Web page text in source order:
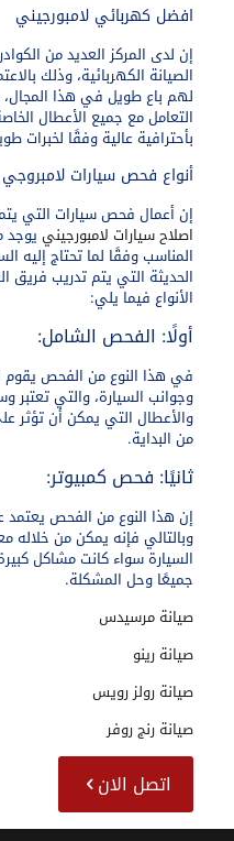
افضل كهربائي لامبورجيني
إن لدى المركز العديد من
الصيانة الكهربائية، وذلك
لهم باع طويل في هذا المجال،
التعامل مع جميع الأعطال
بأحترافية عالية وفقًا لخبرات
أنواع فحص سيارات لامبروجي
إن أعمال فحص سيارات التي
اصلاح سيارات لامبورجينييوجد
المناسب وفقًا لما تحتاج إليه
الحديثة التي يتم تدريب
الأنواع فيما يلي:
أولًا: الفحص الشامل:
في هذا النوع من الفحص يقوم
وجوانب السيارة، والتي
والأعطال التي يمكن أن تؤثر
من البداية.
ثانيًا: فحص كمبيوتر:
إن هذا النوع من الفحص يعتمد
وبالتالي فإنه يمكن من
السيارة سواء كانت مشاكل
جميعًا وحل المشكلة.
صيانة مرسيدس
صيانة رينو
صيانة رولز رويس
صيانة رنج روفر
اتصل الان